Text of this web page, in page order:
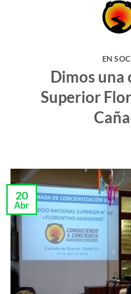
EN
Dimos una
Superior
20
Abr